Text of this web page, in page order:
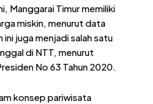
Manggarai Timur memiliki
miskin, menurut data
juga menjadi salah satu
di NTT, menurut
No 63 Tahun 2020.
konsep pariwisata